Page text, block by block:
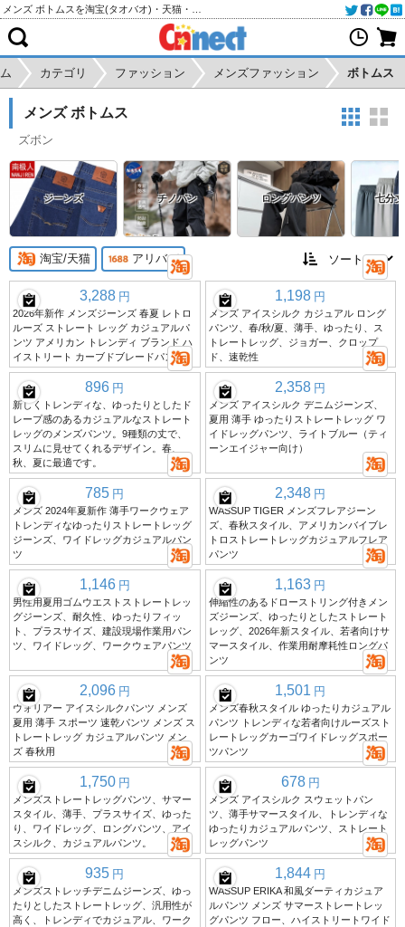
カテゴリ ファッション メンズファッション ボトムス
メンズ ボトムス
ズボン
ジーンズ チノパン ロングパンツ 七分
淘宝/天猫 アリババ
3,288 円
2026年新作 メンズジーンズ 春夏 レトロ
ルーズ ストレート レッグ カジュアルパ
ンツ アメリカン トレンディ ブランド ハ
イストリート カーブドブレードパンツ
1,198 円
メンズ アイスシルク カジュアル ロング
パンツ、春/秋/夏、薄手、ゆったり、ス
トレートレッグ、ジョガー、クロップ
ド、速乾性
896 円
新しくトレンディな、ゆったりとしたド
レープ感のあるカジュアルなストレート
レッグのメンズパンツ。9種類の丈で、
スリムに見せてくれるデザイン。春、
秋、夏に最適です。
2,358 円
メンズ アイスシルク デニムジーンズ、
夏用 薄手 ゆったりストレートレッグ ワ
イドレッグパンツ、ライトブルー（ティ
ーンエイジャー向け）
785 円
メンズ 2024年夏新作 薄手ワークウェア
トレンディなゆったりストレートレッグ
ジーンズ、ワイドレッグカジュアルパン
ツ
2,348 円
WASSUP TIGER メンズフレアジーン
ズ、春秋スタイル、アメリカンバイブレ
トロストレートレッグカジュアルフレア
パンツ
1,146 円
男性用夏用ゴムウエストストレートレッ
グジーンズ、耐久性、ゆったりフィッ
ト、プラスサイズ、建設現場作業用パン
ツ、ワイドレッグ、ワークウェアパンツ
1,163 円
伸縮性のあるドローストリング付きメン
ズジーンズ、ゆったりとしたストレート
レッグ、2026年新スタイル、若者向けサ
マースタイル、作業用耐摩耗性ロングパ
ンツ
2,096 円
ウォリアー アイスシルクパンツ メンズ
夏用 薄手 スポーツ 速乾パンツ メンズ ス
トレートレッグ カジュアルパンツ メン
ズ 春秋用
1,501 円
メンズ春秋スタイル ゆったりカジュアル
パンツ トレンディな若者向けルーズスト
レートレッグカーゴワイドレッグスポー
ツパンツ
1,750 円
メンズストレートレッグパンツ、サマー
スタイル、薄手、プラスサイズ、ゆった
り、ワイドレッグ、ロングパンツ、アイ
スシルク、カジュアルパンツ。
678 円
メンズ アイスシルク スウェットパン
ツ、薄手サマースタイル、トレンディな
ゆったりカジュアルパンツ、ストレート
レッグパンツ
935 円
メンズストレッチデニムジーンズ、ゆっ
たりとしたストレートレッグ、汎用性が
高く、トレンディでカジュアル、ワーク
1,844 円
WASSUP ERIKA 和風ダーティカジュア
ルパンツ メンズ サマーストレートレッ
グパンツ フロー、ハイストリートワイド